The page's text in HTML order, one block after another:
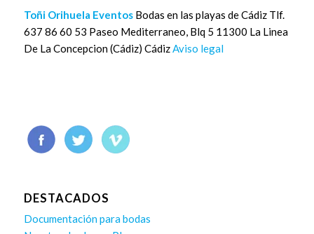
Toñi Orihuela EventosBodas en las playas de Cádiz Tlf.
637 86 60 53 Paseo Mediterraneo, Blq 5 11300 La Linea
De La Concepcion (Cádiz) CádizAviso legal
DESTACADOS
Documentación para bodas